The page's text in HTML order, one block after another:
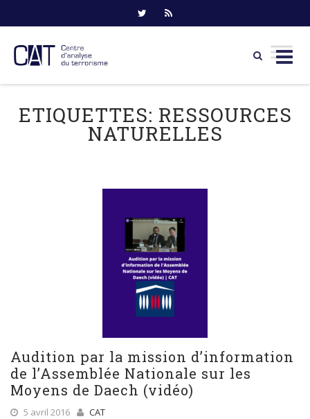
content
ETIQUETTES: RESSOURCES
NATURELLES
Audition par la mission d’information
de l’Assemblée Nationale sur les
Moyens de Daech (vidéo)
5 avril 2016
CAT